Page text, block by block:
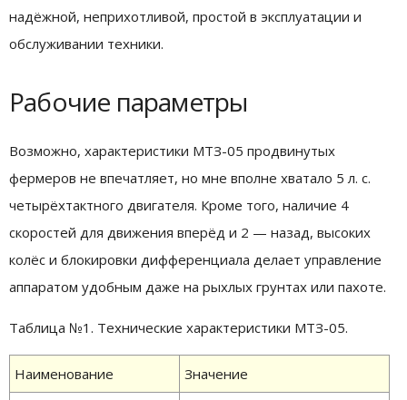
надёжной, неприхотливой, простой в эксплуатации и
обслуживании техники.
Рабочие параметры
Возможно, характеристики МТЗ-05 продвинутых
фермеров не впечатляет, но мне вполне хватало 5 л. с.
четырёхтактного двигателя. Кроме того, наличие 4
скоростей для движения вперёд и 2 — назад, высоких
колёс и блокировки дифференциала делает управление
аппаратом удобным даже на рыхлых грунтах или пахоте.
Таблица №1. Технические характеристики МТЗ-05.
Наименование Значение